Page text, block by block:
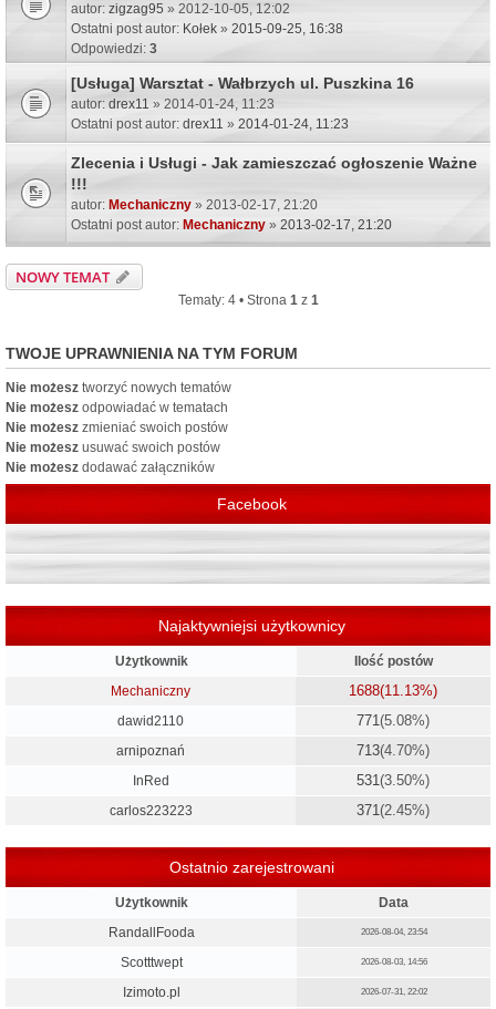
autor: zigzag95 » 2012-10-05, 12:02
Ostatni post autor: Kołek » 2015-09-25, 16:38
Odpowiedzi: 3
[Usługa] Warsztat - Wałbrzych ul. Puszkina 16
autor: drex11 » 2014-01-24, 11:23
Ostatni post autor: drex11 » 2014-01-24, 11:23
Zlecenia i Usługi - Jak zamieszczać ogłoszenie Ważne
!!!
autor: Mechaniczny » 2013-02-17, 21:20
Ostatni post autor: Mechaniczny » 2013-02-17, 21:20
NOWY TEMAT
Tematy: 4 • Strona 1z 1
TWOJE UPRAWNIENIA NA TYM FORUM
Nie możesz tworzyć nowych tematów
Nie możesz odpowiadać w tematach
Nie możesz zmieniać swoich postów
Nie możesz usuwać swoich postów
Nie możesz dodawać załączników
Facebook
Najaktywniejsi użytkownicy
Użytkownik
Ilość postów
Mechaniczny
1688(11.13%)
dawid2110 771(5.08%)
arnipoznań 713(4.70%)
InRed 531(3.50%)
carlos223223 371(2.45%)
Ostatnio zarejestrowani
Użytkownik
Data
RandallFooda
2026-08-04, 23:54
Scotttwept 2026-08-03, 14:56
Izimoto.pl 2026-07-31, 22:02